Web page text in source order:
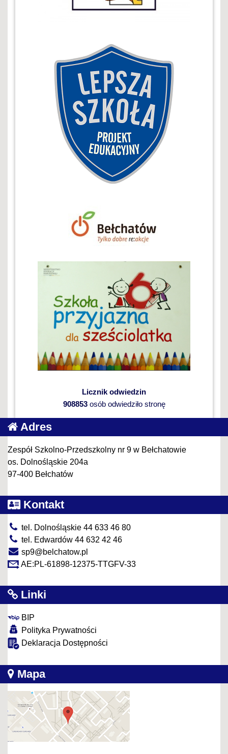
Licznik odwiedzin
908853osób odwiedziło stronę
Adres
Zespół Szkolno-Przedszkolny nr 9 w Bełchatowie
os. Dolnośląskie 204a
97-400 Bełchatów
Kontakt
tel. Dolnośląskie 44 633 46 80
tel. Edwardów 44 632 42 46
sp9@belchatow.pl
AE:PL-61898-12375-TTGFV-33
Linki
BIP
Polityka Prywatności
Deklaracja Dostępności
Mapa